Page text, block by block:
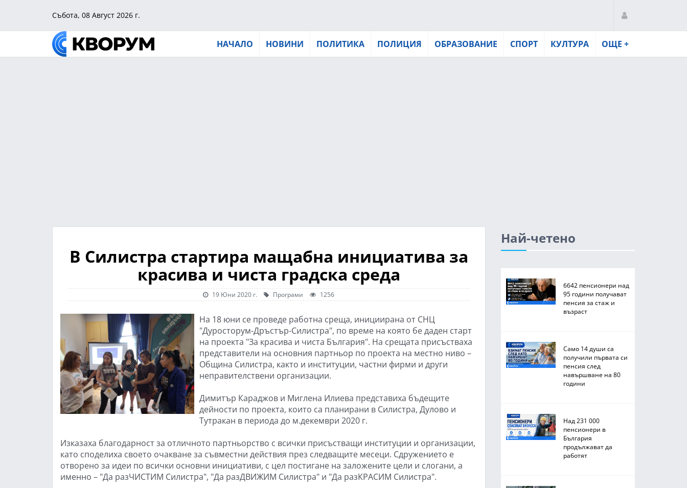
Събота, 08 Август 2026 г.
НАЧАЛО НОВИНИ ПОЛИТИКА ПОЛИЦИЯ ОБРАЗОВАНИЕ СПОРТ КУЛТУРА ОЩЕ +
В Силистра стартира мащабна инициатива за
красива и чиста градска среда
19 Юни 2020 г. Програми 1256
На 18 юни се проведе работна среща, инициирана от СНЦ
"Дуросторум-Дръстър-Силистра", по време на която бе даден старт
на проекта "За красива и чиста България". На срещата присъстваха
представители на основния партньор по проекта на местно ниво –
Община Силистра, както и институции, частни фирми и други
неправителствени организации.
Димитър Караджов и Миглена Илиева представиха бъдещите
дейности по проекта, които са планирани в Силистра, Дулово и
Тутракан в периода до м.декември 2020 г.
Изказаха благодарност за отличното партньорство с всички присъстващи институции и организации,
като споделиха своето очакване за съвместни действия през следващите месеци. Сдружението е
отворено за идеи по всички основни инициативи, с цел постигане на заложените цели и слогани, а
именно – "Да разЧИСТИМ Силистра", "Да разДВИЖИМ Силистра" и "Да разКРАСИМ Силистра".
Най-четено
6642 пенсионери над
95 години получават
пенсия за стаж и
възраст
Само 14 души са
получили първата си
пенсия след
навършване на 80
години
Над 231 000
пенсионери в
България
продължават да
работят